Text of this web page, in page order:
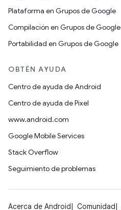
Plataforma en Grupos de Google
Compilación en Grupos de Google
Portabilidad en Grupos de Google
OBTÉN AYUDA
Centro de ayuda de Android
Centro de ayuda de Pixel
www.android.com
Google Mobile Services
Stack Overflow
Seguimiento de problemas
Acerca de Android Comunidad